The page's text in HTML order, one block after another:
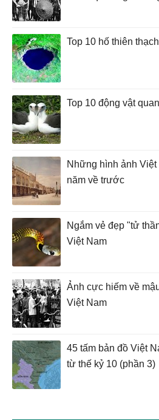
Top 10 hố thiên
Top 10 động vật
Những hình ảnh
năm về trước
Ngắm vẻ đẹp "tử
Việt Nam
Ảnh cực hiếm về
Việt Nam
45 tấm bản đồ Việt
từ thế kỷ 10 (phần 3)